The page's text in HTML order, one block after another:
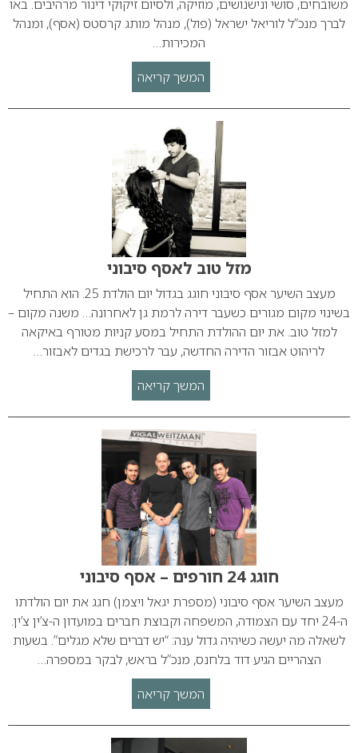
משובחים, סושי ונישנושים, מוזיקה, ולסיום זיקוקי דינור מרהיבים. באו
לברך מנכ”ל לוריאל ישראל (פול), מנהל מותג קרסטס (אסף), ומנהל
המכירות…
המשך קריאה
מזל טוב לאסף סיבוני
מעצב השיער אסף סיבוני חוגג בגדול יום הולדת 25. הוא התחיל
בשינוי מקום מגורים כשעבר דירה לרמת גן לאחרונה… משנה מקום –
למזל טוב. את יום ההולדת התחיל במסע קניות מטורף באיקאה
לריהוט אבזור הדירה החדשה, עבר לרכישת בגדים לאבזור…
המשך קריאה
חוגג 24 חורפים – אסף סיבוני
מעצב השיער אסף סיבוני (מספרת יגאל ויצמן) חגג את יום הולדתו
ה-24 יחד עם הצמודה, המשפחה וקבוצת חברים במועדון ה-צ’ין צ’ין.
לשאלה מה יעשה כשיהיה גדול ענה: “יש דברים שלא מגלים”. בשעות
הצהריים הגיע דוד בלחנס, מנכ”ל בראש, לבקר במספרה…
המשך קריאה